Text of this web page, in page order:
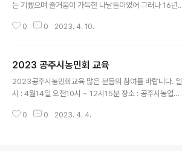
는 기뻤으며 즐거움이 가득한 나날들이었어 그러나 16년
일곱의 생일을 축하한다. 항상 행복하고 기쁜날만 가득하
0 0 2023. 4. 10.
2023 공주시농민회 교육
2023공주시농민회교육 많은 분들의 참여를 바랍니다. 일
시 : 4월14일 오전10시 ~ 12시15분 장소 : 공주시농업기
0 0 2023. 4. 4.